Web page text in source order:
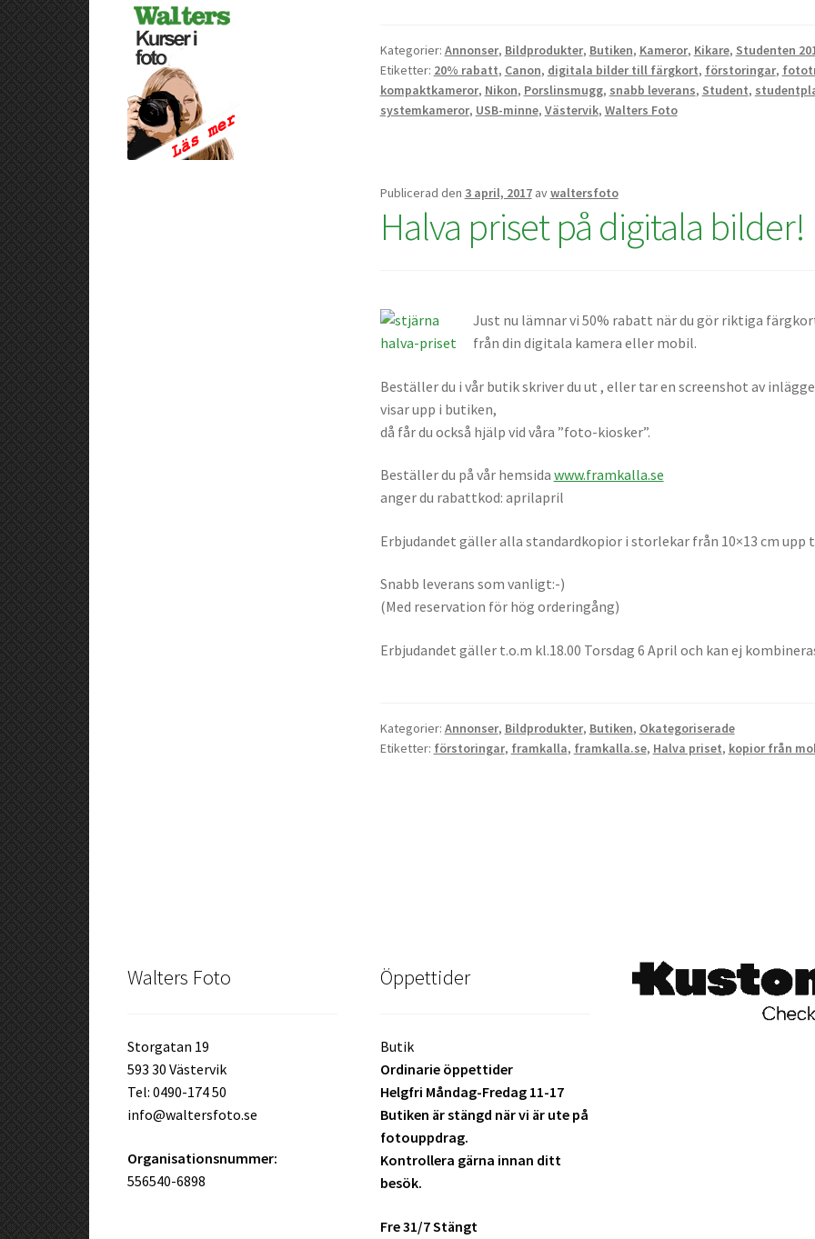
Kategorier: Annonser, Bildprodukter, Butiken, Kameror, Kikare, Studenten
Etiketter: 20% rabatt, Canon, digitala bilder till färgkort, förstoringar,
kompaktkameror, Nikon, Porslinsmugg, snabb leverans, Student,
systemkameror, USB-minne, Västervik, Walters Foto
Publicerad den 3 april, 2017 avwaltersfoto
Halva priset på digitala bilder!
Just nu lämnar vi 50% rabatt när du gör riktiga
från din digitala kamera eller mobil.
Beställer du i vår butik skriver du ut , eller tar en screenshot av
visar upp i butiken,
då får du också hjälp vid våra ”foto-kiosker”.
Beställer du på vår hemsida www.framkalla.se
anger du rabattkod: aprilapril
Erbjudandet gäller alla standardkopior i storlekar från 10×13 cm upp
Snabb leverans som vanligt:-)
(Med reservation för hög orderingång)
Erbjudandet gäller t.o.m kl.18.00 Torsdag 6 April och kan ej
Kategorier: Annonser, Bildprodukter, Butiken, Okategoriserade
Etiketter: förstoringar, framkalla, framkalla.se, Halva priset, kopior från
Walters Foto
Storgatan 19
593 30 Västervik
Tel: 0490-174 50
info@waltersfoto.se
Organisationsnummer:
556540-6898
Öppettider
Butik
Ordinarie öppettider
Helgfri Måndag-Fredag 11-17
Butiken är stängd när vi är ute på
fotouppdrag.
Kontrollera gärna innan ditt
besök.
Fre 31/7 Stängt